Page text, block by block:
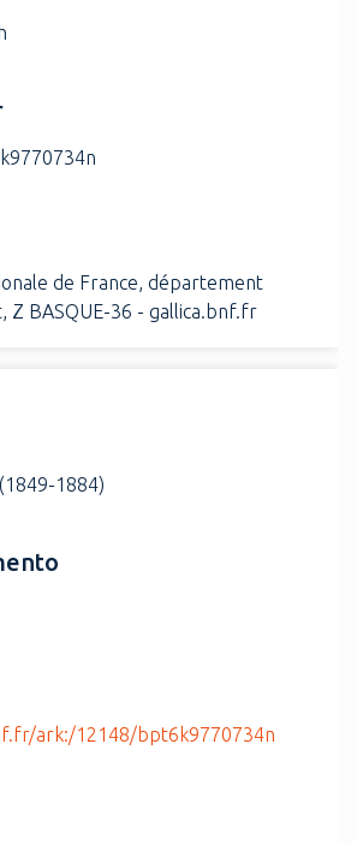
de France, département
Z BASQUE-36 - gallica.bnf.fr
1884)
ark:/12148/bpt6k9770734n